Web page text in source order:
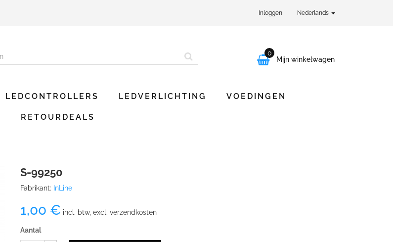
Inloggen Nederlands

0
Mijn winkelwagen
LEDCONTROLLERS LEDVERLICHTING VOEDINGEN
RETOURDEALS
S-99250
Fabrikant: InLine
1,00 € incl. btw, excl. verzendkosten
Aantal